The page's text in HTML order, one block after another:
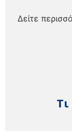
Δείτε